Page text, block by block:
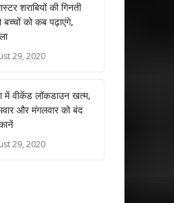
शराबियों की गिनती
बच्चों को कब पढ़ाएंगे,
29, 2020
में वीकेंड लॉकडाउन खत्म,
और मंगलवार को बंद
29, 2020